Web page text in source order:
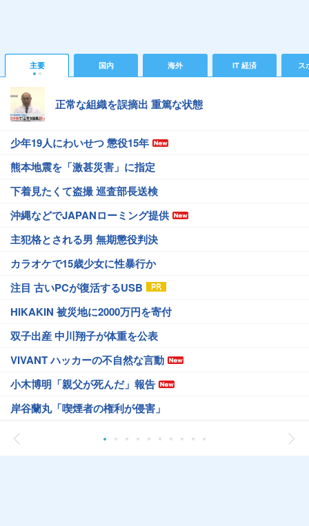
主要 国内 海外 IT 経済 ス
正常な組織を誤摘出 重篤な状態
少年19人にわいせつ 懲役15年
熊本地震を「激甚災害」に指定
下着見たくて盗撮 巡査部長送検
沖縄などでJAPANローミング提供
主犯格とされる男 無期懲役判決
カラオケで15歳少女に性暴行か
注目 古いPCが復活するUSB
HIKAKIN 被災地に2000万円を寄付
双子出産 中川翔子が体重を公表
VIVANT ハッカーの不自然な言動
小木博明「親父が死んだ」報告
岸谷蘭丸「喫煙者の権利が侵害」